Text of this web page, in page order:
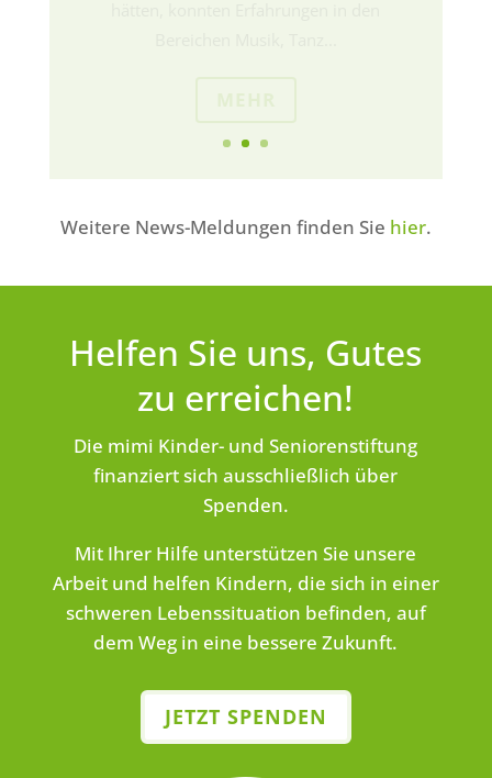
Weitere News-Meldungen finden Sie hier.
Helfen Sie uns, Gutes
zu erreichen!
Die mimi Kinder- und Seniorenstiftung
finanziert sich ausschließlich über
Spenden.
Mit Ihrer Hilfe unterstützen Sie unsere
Arbeit und helfen Kindern, die sich in einer
schweren Lebenssituation befinden, auf
dem Weg in eine bessere Zukunft.
JETZT SPENDEN